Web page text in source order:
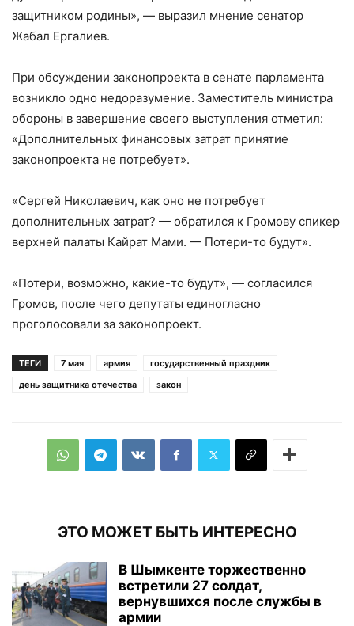
защитником родины», — выразил мнение сенатор
Жабал Ергалиев.
При обсуждении законопроекта в сенате парламента
возникло одно недоразумение. Заместитель министра
обороны в завершение своего выступления отметил:
«Дополнительных финансовых затрат принятие
законопроекта не потребует».
«Сергей Николаевич, как оно не потребует
дополнительных затрат? — обратился к Громову спикер
верхней палаты Кайрат Мами. — Потери-то будут».
«Потери, возможно, какие-то будут», — согласился
Громов, после чего депутаты единогласно
проголосовали за законопроект.
ТЕГИ 7 мая армия
государственный праздник
день защитника отечества
закон
ЭТО МОЖЕТ БЫТЬ ИНТЕРЕСНО
В Шымкенте торжественно
встретили 27 солдат,
вернувшихся после службы в
армии